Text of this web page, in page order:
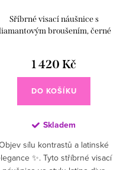
Sříbrné visací náušnice s
broušením, černé
1 420 Kč
DO KOŠÍKU
Skladem
sílu kontrastů a latinské
✨. Tyto stříbrné visací